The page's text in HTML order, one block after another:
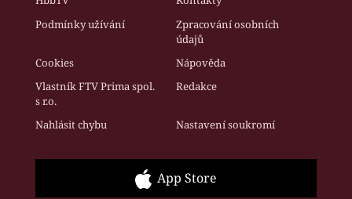
Podmínky užívání
Zpracování osobních
údajů
Cookies
Nápověda
Vlastník FTV Prima spol.
s r.o.
Redakce
Nahlásit chybu Nastavení soukromí
App Store